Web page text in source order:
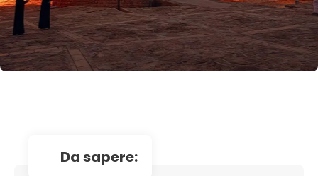
da sapere: